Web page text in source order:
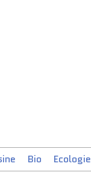
Bio Ecologie